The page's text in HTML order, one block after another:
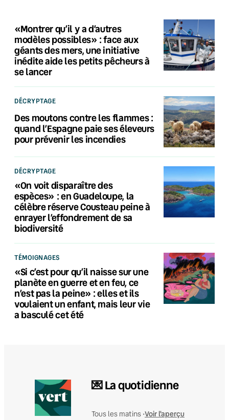
«Montrer qu’il y a d’autres
modèles possibles» : face aux
géants des mers, une initiative
inédite aide les petits pêcheurs à
se lancer
DÉCRYPTAGE
Des moutons contre les flammes :
quand l’Espagne paie ses éleveurs
pour prévenir les incendies
DÉCRYPTAGE
«On voit disparaître des
espèces» : en Guadeloupe, la
célèbre réserve Cousteau peine à
enrayer l’effondrement de sa
biodiversité
TÉMOIGNAGES
«Si c’est pour qu’il naisse sur une
planète en guerre et en feu, ce
n’est pas la peine» : elles et ils
voulaient un enfant, mais leur vie
a basculé cet été
💌 La quotidienne
Tous les matins •Voir l'aperçu